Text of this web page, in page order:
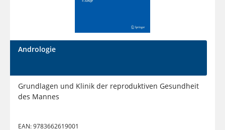
Andrologie
Grundlagen und Klinik der reproduktiven Gesundheit
des Mannes
EAN:9783662619001